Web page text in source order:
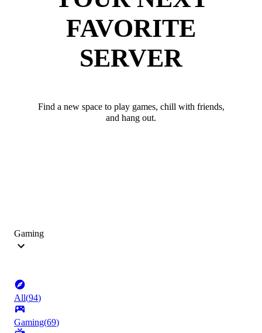
FAVORITE
SERVER
Find a new space to play games, chill with friends,
and hang out.
Gaming
All(94)
Gaming(69)